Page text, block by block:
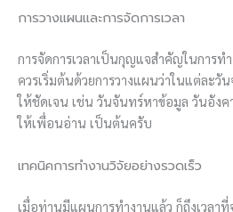
การวางแผนและการจัดการเวลา
การจัดการเวลาเป็นกุญแจสำคัญในการท
ควรเริ่มต้นด้วยการวางแผนว่าในแต่ละวั
ให้ชัดเจน เช่น วันจันทร์หาข้อมูล วันอัง
ให้เพื่อนอ่าน เป็นต้นครับ
เทคนิคการทำงานวิจัยอย่างรวดเร็ว
เมื่อท่านมีแผนการทำงานแล้ว ก็ถึงเวลา